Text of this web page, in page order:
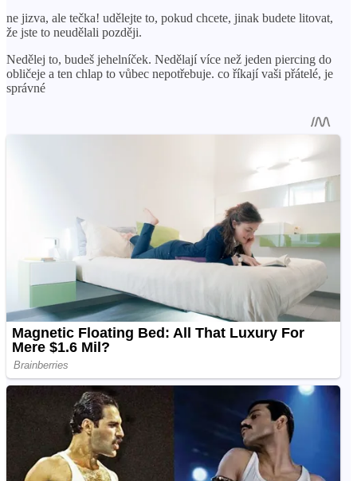
ne jizva, ale tečka! udělejte to, pokud chcete, jinak budete litovat,
že jste to neudělali později.
Nedělej to, budeš jehelníček. Nedělají více než jeden piercing do
obličeje a ten chlap to vůbec nepotřebuje. co říkají vaši přátelé, je
správné